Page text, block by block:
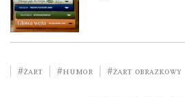
#żart #humor #żart obrazkowy